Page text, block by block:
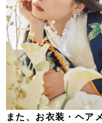
また、お衣装・ヘア